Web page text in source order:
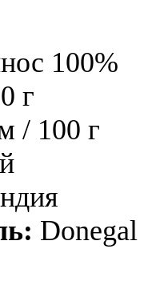
100%
г
/ 100 г
Donegal